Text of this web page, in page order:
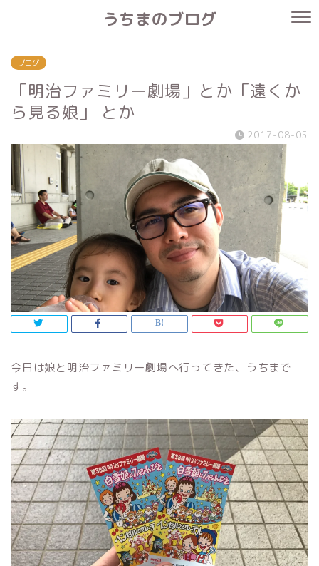
うちまのブログ
ブログ
「明治ファミリー劇場」とか「遠くか
ら見る娘」 とか
2017-08-05
今日は娘と明治ファミリー劇場へ行ってきた、うちまで
す。